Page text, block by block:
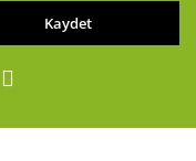
Kaydet